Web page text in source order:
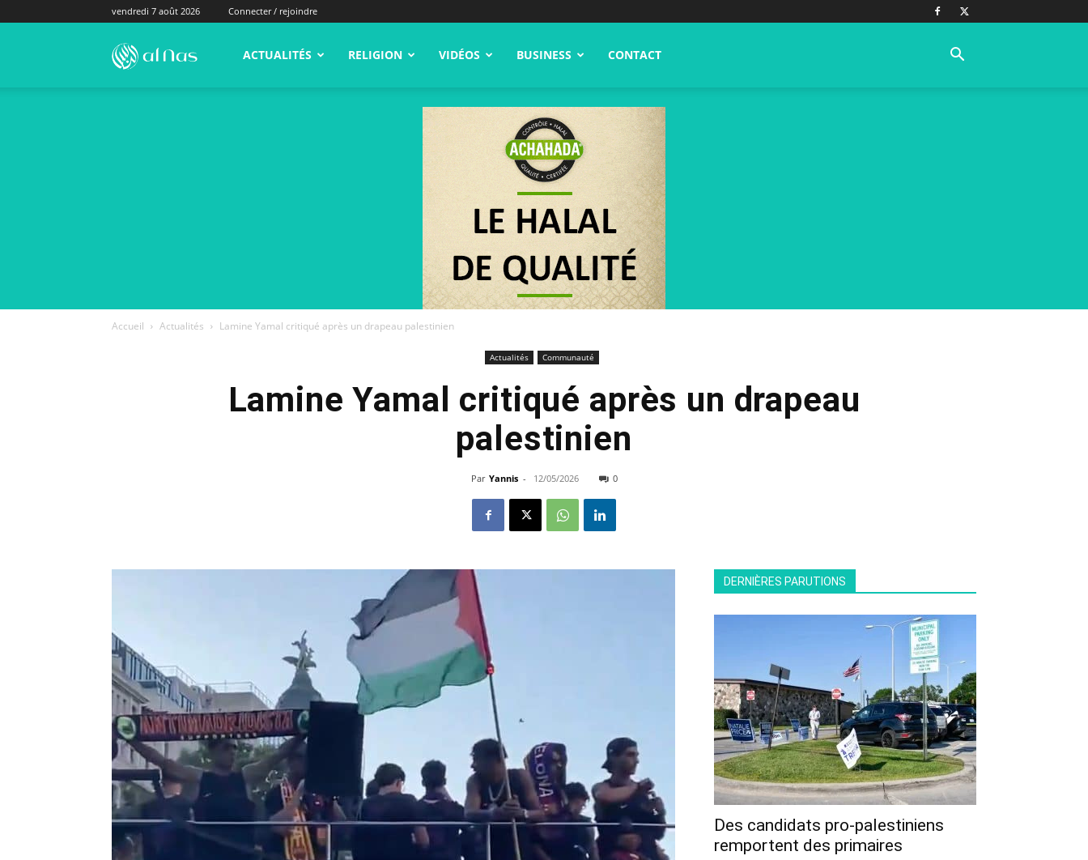
vendredi 7 août 2026 Connecter / rejoindre
alNas.fr ACTUALITÉS RELIGION VIDÉOS BUSINESS CONTACT
Accueil Actualités Lamine Yamal critiqué après un drapeau palestinien
Actualités Communauté
Lamine Yamal critiqué après un drapeau
palestinien
Par Yannis - 12/05/2026 0
DERNIÈRES PARUTIONS
Des candidats pro-palestiniens
remportent des primaires